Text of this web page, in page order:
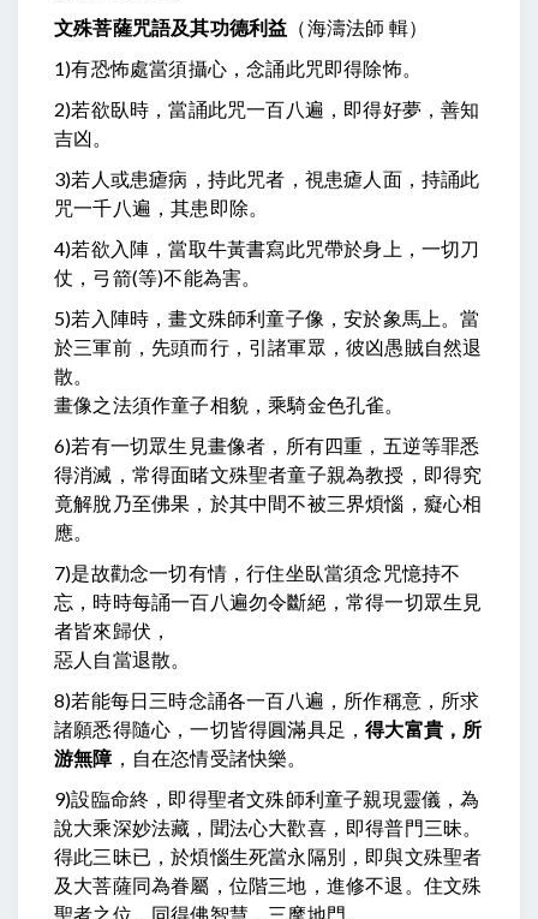
文殊菩薩咒語及其功德利益 （海濤法師 輯）
1)有恐怖處當須攝心，念誦此咒即得除怖。
2)若欲臥時，當誦此咒一百八遍，即得好夢，善知
吉凶。
3)若人或患瘧病，持此咒者，視患瘧人面，持誦此
咒一千八遍，其患即除。
4)若欲入陣，當取牛黃書寫此咒帶於身上，一切刀
仗，弓箭(等)不能為害。
5)若入陣時，畫文殊師利童子像，安於象馬上。當
於三軍前，先頭而行，引諸軍眾，彼凶愚賊自然退
散。
畫像之法須作童子相貌，乘騎金色孔雀。
6)若有一切眾生見畫像者，所有四重，五逆等罪悉
得消滅，常得面睹文殊聖者童子親為教授，即得究
竟解脫乃至佛果，於其中間不被三界煩惱，癡心相
應。
7)是故勸念一切有情，行住坐臥當須念咒憶持不
忘，時時每誦一百八遍勿令斷絕，常得一切眾生見
者皆來歸伏，
惡人自當退散。
8)若能每日三時念誦各一百八遍，所作稱意， 所求
諸願悉得隨心 ，一切皆得圓滿具足，得大富貴，所
游無障， 自在恣情受諸快樂。
9)設臨命終，即得聖者文殊師利童子親現靈儀，為
說大乘深妙法藏，聞法心大歡喜，即得普門三昧。
得此三昧已，於煩惱生死當永隔別，即與文殊聖者
及大菩薩同為眷屬，位階三地，進修不退。 住文殊
聖者之位，同得佛智慧，三摩地門。